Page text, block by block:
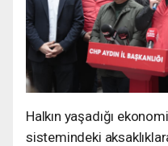
Halkın yaşadığı
sistemindeki